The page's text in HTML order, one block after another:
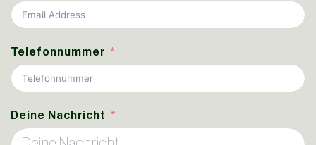
Telefonnummer
Deine Nachricht